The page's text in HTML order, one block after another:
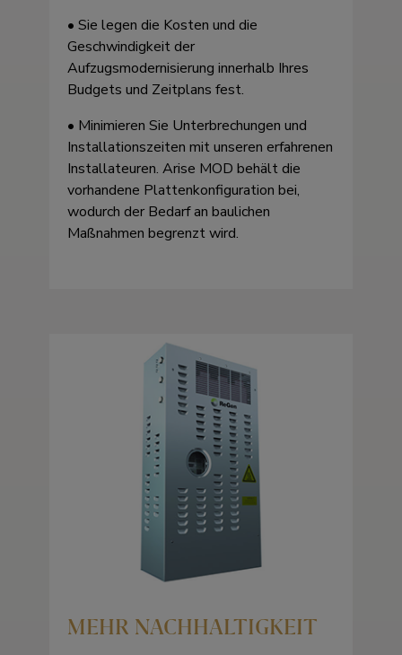
• Sie legen die Kosten und die
Geschwindigkeit der
Aufzugsmodernisierung innerhalb Ihres
Budgets und Zeitplans fest.
• Minimieren Sie Unterbrechungen und
Installationszeiten mit unseren erfahrenen
Installateuren. Arise MOD behält die
vorhandene Plattenkonfiguration bei,
wodurch der Bedarf an baulichen
Maßnahmen begrenzt wird.
MEHR NACHHALTIGKEIT